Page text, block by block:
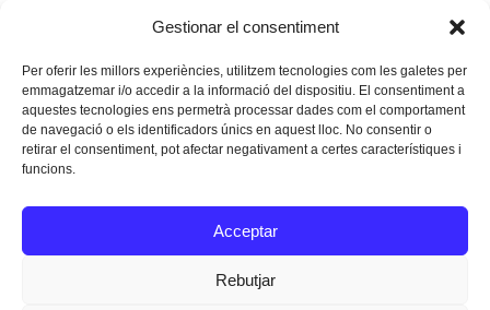
Gestionar el consentiment
Per oferir les millors experiències, utilitzem tecnologies com les galetes per
emmagatzemar i/o accedir a la informació del dispositiu. El consentiment a
aquestes tecnologies ens permetrà processar dades com el comportament
de navegació o els identificadors únics en aquest lloc. No consentir o
retirar el consentiment, pot afectar negativament a certes característiques i
funcions.
Acceptar
Rebutjar
next
Instagram
Facebook
Twitter
Texts Legals